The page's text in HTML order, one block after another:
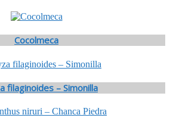
Cocolmeca
filaginoides – Simonilla